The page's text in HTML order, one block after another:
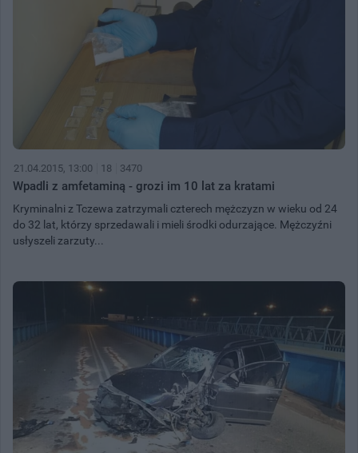
21.04.2015, 13:00 18 3470
Wpadli z amfetaminą - grozi im 10 lat za kratami
Kryminalni z Tczewa zatrzymali czterech mężczyzn w wieku od 24
do 32 lat, którzy sprzedawali i mieli środki odurzające. Mężczyźni
usłyszeli zarzuty...